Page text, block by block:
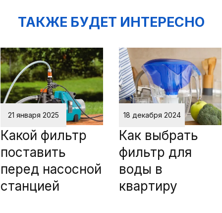
ТАКЖЕ БУДЕТ ИНТЕРЕСНО
21 января 2025
Какой фильтр
поставить
перед насосной
станцией
18 декабря 2024
Как выбрать
фильтр для
воды в
квартиру